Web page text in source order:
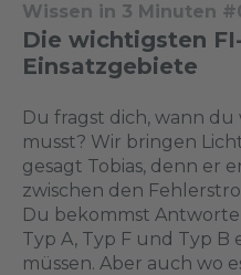
Wissen in 3 Minuten
Die wichtigsten
Einsatzgebiete
Du fragst dich, wann
musst? Wir bringen
gesagt Tobias, denn er
zwischen den
Du bekommst
Typ A, Typ F und Typ
müssen. Aber auch wo